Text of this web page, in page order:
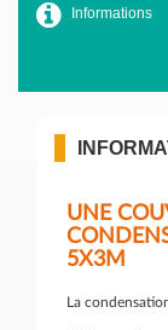
Informations
UNE
5X3M
La